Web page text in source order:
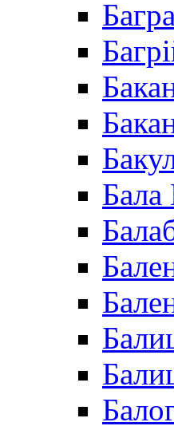
Бала